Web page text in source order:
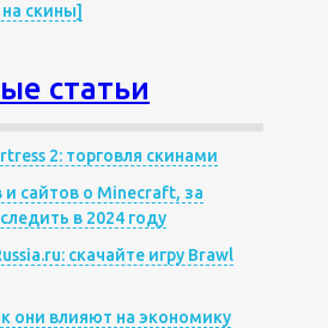
скины]
статьи
2: торговля скинами
и сайтов о Minecraft, за
в 2024 году
скачайте игру Brawl
они влияют на экономику